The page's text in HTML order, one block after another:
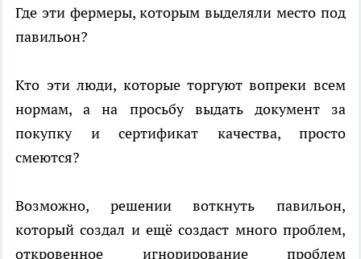
Где эти фермеры, которым выделяли место под
павильон?
Кто эти люди, которые торгуют вопреки всем
нормам, а на просьбу выдать документ за
покупку и сертификат качества, просто
смеются?
Возможно, решении воткнуть павильон,
который создал и ещё создаст много проблем,
откровенное игнорирование проблем